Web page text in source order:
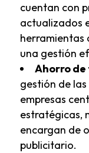
cuentan con
actualizados
herramientas
una gestión
Ahorro de
gestión de
empresas
estratégicas,
encargan de
publicitario.